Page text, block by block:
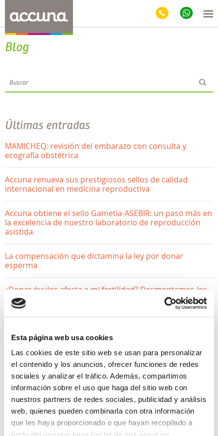
Esta página web usa cookies
Las cookies de este sitio web se usan para personalizar
el contenido y los anuncios, ofrecer funciones de redes
sociales y analizar el tráfico. Además, compartimos
información sobre el uso que haga del sitio web con
nuestros partners de redes sociales, publicidad y análisis
web, quienes pueden combinarla con otra información
que les haya proporcionado o que hayan recopilado a
Blog
Últimas entradas
MAMICHEQ: revisión del embarazo con consulta y
ecografía obstétrica
Accuna renueva sus prestigiosos sellos de calidad
internacional en medicina reproductiva
Accuna obtiene el sello Gametia-ASEBIR: un paso más en
la excelencia de nuestro laboratorio de reproducción
asistida
La compensación que dictamina la ley por donar
esperma
¿Donar óvulos afecta a mi fertilidad? Desmontamos los
mitos